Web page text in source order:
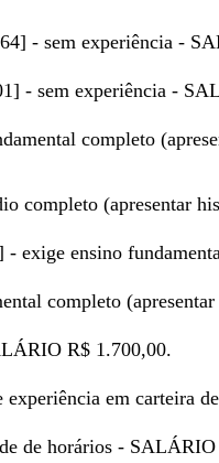
- sem experiência -
- sem experiência -
completo
completo (apresentar
exige ensino
completo
R$ 1.700,00.
experiência em
de horários -